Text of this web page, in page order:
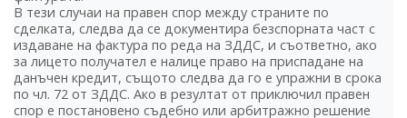
В тези случаи на правен спор между страните по
сделката, следва да се документира безспорната част с
издаване на фактура по реда на ЗДДС, и съответно, ако
за лицето получател е налице право на приспадане на
данъчен кредит, същото следва да го е упражни в срока
по чл. 72 от ЗДДС. Ако в резултат от приключил правен
спор е постановено съдебно или арбитражно решение